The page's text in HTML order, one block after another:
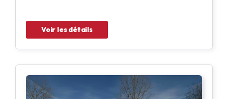
Voir les détails